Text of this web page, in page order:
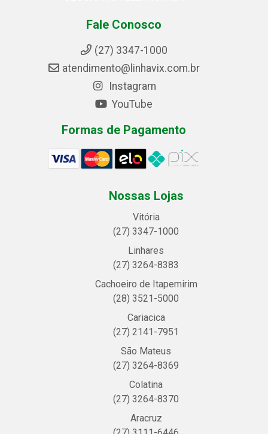
Fale Conosco
(27) 3347-1000
atendimento@linhavix.com.br
Instagram
YouTube
Formas de Pagamento
Nossas Lojas
Vitória
(27) 3347-1000
Linhares
(27) 3264-8383
Cachoeiro de Itapemirim
(28) 3521-5000
Cariacica
(27) 2141-7951
São Mateus
(27) 3264-8369
Colatina
(27) 3264-8370
Aracruz